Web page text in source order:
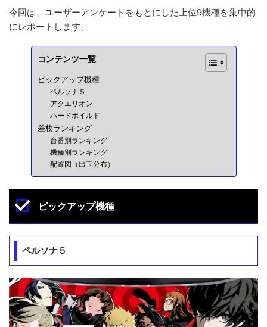
今回は、ユーザーアンケートをもとにした上位9機種を集中的
にレポートします。
コンテンツ一覧
ピックアップ機種
ペルソナ５
アクエリオン
ハードボイルド
差枚ランキング
台番別ランキング
機種別ランキング
配置図（出玉分布）
ピックアップ機種
ペルソナ５